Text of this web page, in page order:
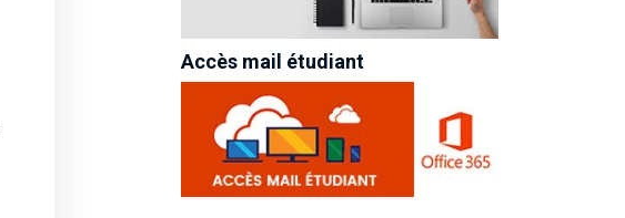
Accès mail étudiant